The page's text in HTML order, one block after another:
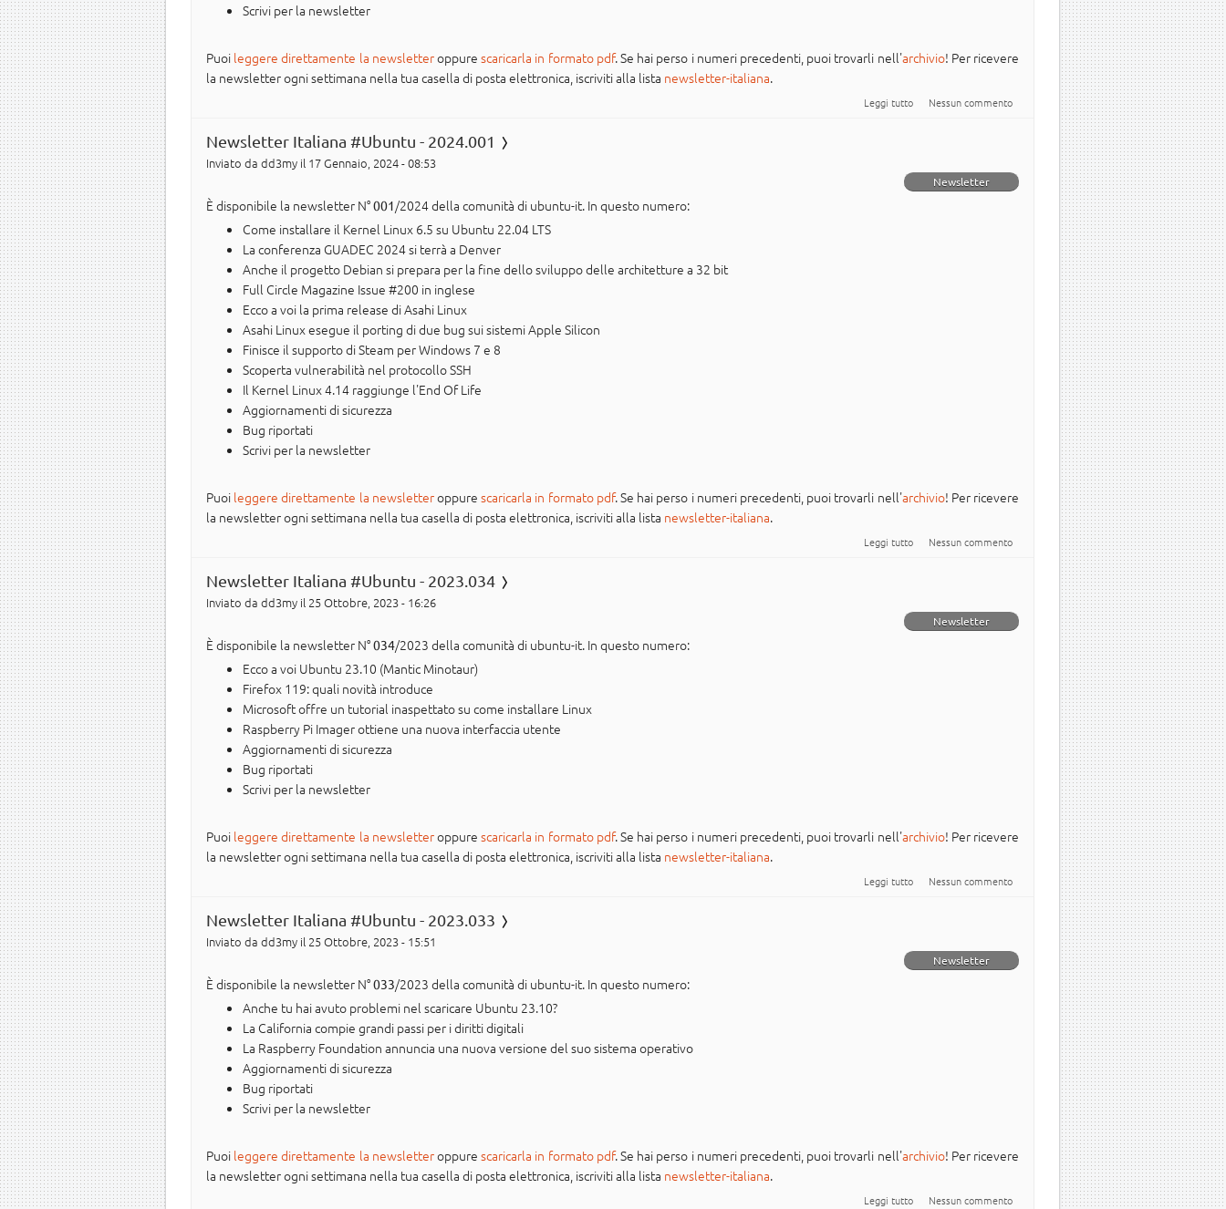
Scrivi per la newsletter
Puoi leggere direttamente la newsletteroppurescaricarla in formato pdf. Se hai perso i numeri precedenti, puoi trovarli nell'archivio! Per ricevere
la newsletter ogni settimana nella tua casella di posta elettronica, iscriviti alla lista newsletter-italiana.
Leggi tutto su Newsletter Italiana #Ubuntu - 2024.002
Nessun commento
Newsletter Italiana #Ubuntu - 2024.001
Inviato da dd3my il 17 Gennaio, 2024 - 08:53
Newsletter
È disponibile la newsletter N°001/2024 della comunità di ubuntu-it. In questo numero:
Come installare il Kernel Linux 6.5 su Ubuntu 22.04 LTS
La conferenza GUADEC 2024 si terrà a Denver
Anche il progetto Debian si prepara per la fine dello sviluppo delle architetture a 32 bit
Full Circle Magazine Issue #200 in inglese
Ecco a voi la prima release di Asahi Linux
Asahi Linux esegue il porting di due bug sui sistemi Apple Silicon
Finisce il supporto di Steam per Windows 7 e 8
Scoperta vulnerabilità nel protocollo SSH
Il Kernel Linux 4.14 raggiunge l'End Of Life
Aggiornamenti di sicurezza
Bug riportati
Scrivi per la newsletter
Puoi leggere direttamente la newsletteroppurescaricarla in formato pdf. Se hai perso i numeri precedenti, puoi trovarli nell'archivio! Per ricevere
la newsletter ogni settimana nella tua casella di posta elettronica, iscriviti alla lista newsletter-italiana.
Leggi tutto su Newsletter Italiana #Ubuntu - 2024.001
Nessun commento
Newsletter Italiana #Ubuntu - 2023.034
Inviato da dd3my il 25 Ottobre, 2023 - 16:26
Newsletter
È disponibile la newsletter N°034/2023 della comunità di ubuntu-it. In questo numero:
Ecco a voi Ubuntu 23.10 (Mantic Minotaur)
Firefox 119: quali novità introduce
Microsoft offre un tutorial inaspettato su come installare Linux
Raspberry Pi Imager ottiene una nuova interfaccia utente
Aggiornamenti di sicurezza
Bug riportati
Scrivi per la newsletter
Puoi leggere direttamente la newsletteroppurescaricarla in formato pdf. Se hai perso i numeri precedenti, puoi trovarli nell'archivio! Per ricevere
la newsletter ogni settimana nella tua casella di posta elettronica, iscriviti alla lista newsletter-italiana.
Leggi tutto su Newsletter Italiana #Ubuntu - 2023.034
Nessun commento
Newsletter Italiana #Ubuntu - 2023.033
Inviato da dd3my il 25 Ottobre, 2023 - 15:51
Newsletter
È disponibile la newsletter N°033/2023 della comunità di ubuntu-it. In questo numero:
Anche tu hai avuto problemi nel scaricare Ubuntu 23.10?
La California compie grandi passi per i diritti digitali
La Raspberry Foundation annuncia una nuova versione del suo sistema operativo
Aggiornamenti di sicurezza
Bug riportati
Scrivi per la newsletter
Puoi leggere direttamente la newsletteroppurescaricarla in formato pdf. Se hai perso i numeri precedenti, puoi trovarli nell'archivio! Per ricevere
la newsletter ogni settimana nella tua casella di posta elettronica, iscriviti alla lista newsletter-italiana.
Leggi tutto su Newsletter Italiana #Ubuntu - 2023.033
Nessun commento